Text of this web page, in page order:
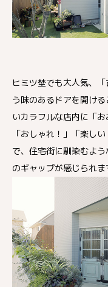
ヒミツ埜でも大人気、
う味のあるドアを開け
いカラフルな店内に「
「おしゃれ！」「楽し
で、住宅街に馴染むよ
のギャップが感じられま